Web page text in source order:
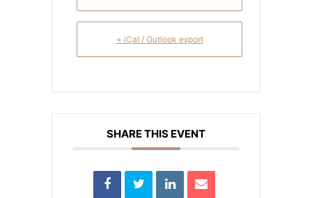
+ iCal / Outlook export
SHARE THIS EVENT